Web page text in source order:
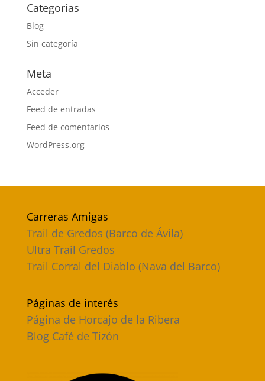
Categorías
Blog
Sin categoría
Meta
Acceder
Feed de entradas
Feed de comentarios
WordPress.org
Carreras Amigas
Trail de Gredos (Barco de Ávila)
Ultra Trail Gredos
Trail Corral del Diablo (Nava del Barco)
Páginas de interés
Página de Horcajo de la Ribera
Blog Café de Tizón